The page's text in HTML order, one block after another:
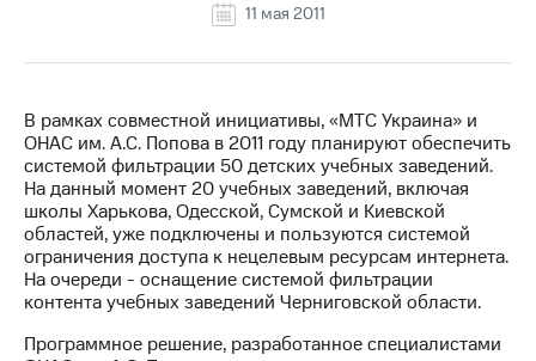
информация
Контакты
Медиа-центр
Пресс-
релизы
МТС
о технологиях
Достижения
11 мая 2011
В рамках совместной инициативы, «МТС Украина» и
ОНАС им. А.С. Попова в 2011 году планируют обеспечить
системой фильтрации 50 детских учебных заведений.
На данный момент 20 учебных заведений, включая
школы Харькова, Одесской, Сумской и Киевской
областей, уже подключены и пользуются системой
ограничения доступа к нецелевым ресурсам интернета.
На очереди - оснащение системой фильтрации
контента учебных заведений Черниговской области.
Программное решение, разработанное специалистами